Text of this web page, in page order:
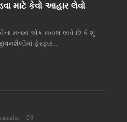
માટે કેવો આહાર લેવો
મનમાં એક સવાલ લાવે છે કે શું
ફેરફાર...
0